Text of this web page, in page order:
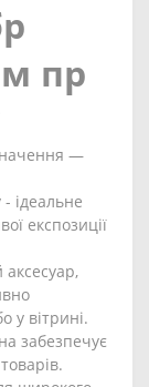
пр
—
ідеальне
експозиції
аксесуар,
у вітрині.
забезпечує